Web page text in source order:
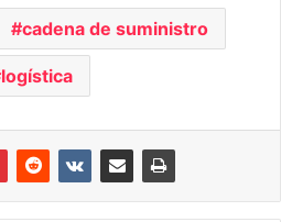
cadena de suministro
logística